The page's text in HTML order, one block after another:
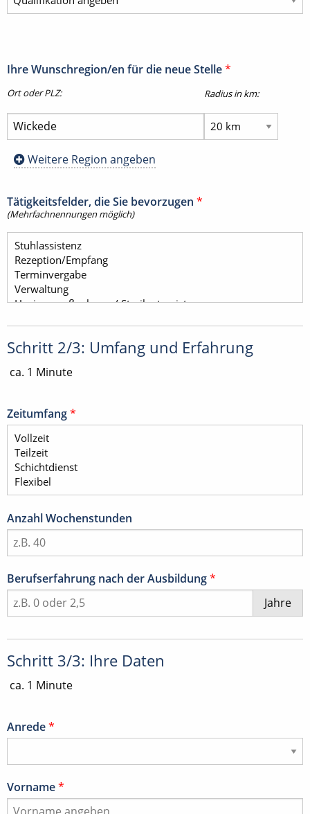
Ihre Wunschregion/en für die neue Stelle*
Ort oder PLZ: Radius in km:
Weitere Region angeben
Tätigkeitsfelder, die Sie bevorzugen *
(Mehrfachnennungen möglich)
Schritt 2/3: Umfang und Erfahrung
ca. 1 Minute
Zeitumfang*
Anzahl Wochenstunden
Berufserfahrung nach der Ausbildung*
Jahre
Schritt 3/3: Ihre Daten
ca. 1 Minute
Anrede*
Vorname*